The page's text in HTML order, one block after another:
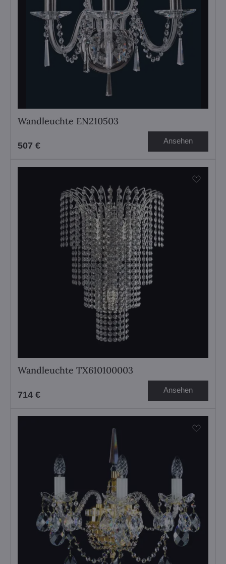
Wandleuchte EN210503
507 € Ansehen
Wandleuchte TX610100003
714 € Ansehen